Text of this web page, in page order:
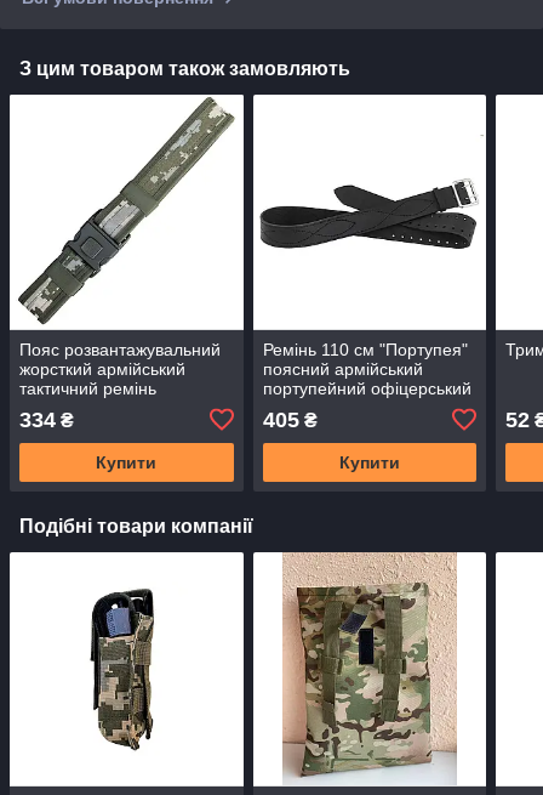
З цим товаром також замовляють
Пояс розвантажувальний
жорсткий армійський
тактичний ремінь
ширина 5 см, макс.
довжина 110 см
334 ₴
Купити
Ремінь 110 см "Портупея"
поясний армійський
портупейний офіцерський
чорний)
405₴
Купити
52
Подібні товари компанії